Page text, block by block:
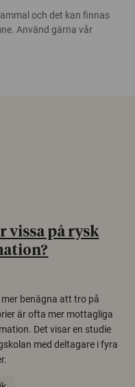
och det kan finnas
Använd gärna vår
vissa på rysk
benägna att tro på
är ofta mer mottagliga
Det visar en studie
med deltagare i fyra